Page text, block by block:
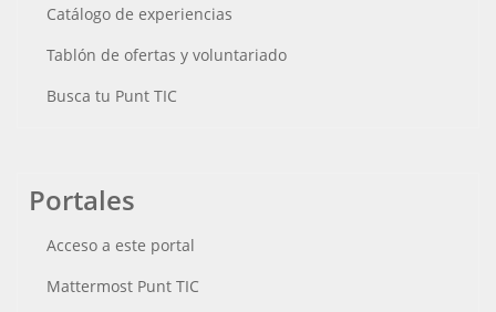
Catálogo de experiencias
Tablón de ofertas y voluntariado
Busca tu Punt TIC
Portales
Acceso a este portal
Mattermost Punt TIC